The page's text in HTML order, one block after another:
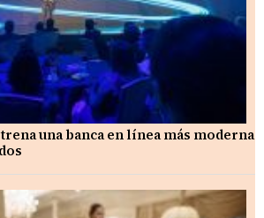
una banca en línea más moderna